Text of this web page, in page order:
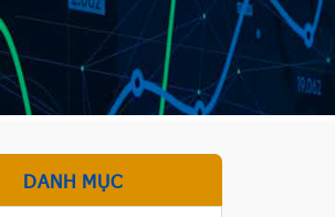
DANH MỤC